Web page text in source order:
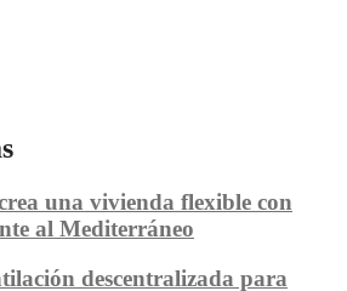
una vivienda flexible con
al Mediterráneo
descentralizada para